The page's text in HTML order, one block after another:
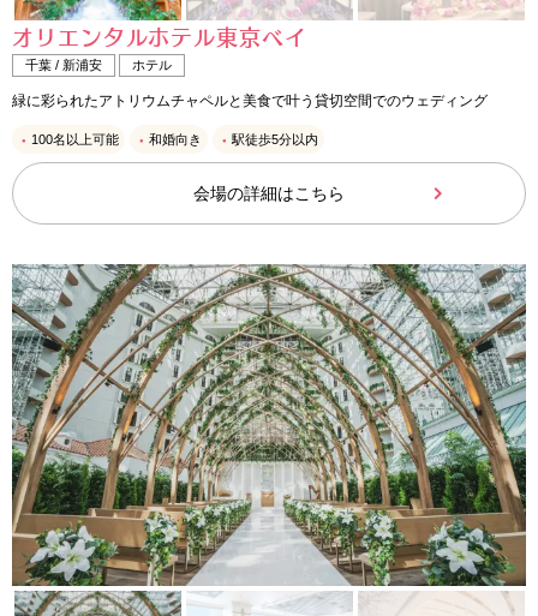
オリエンタルホテル東京ベイ
千葉 / 新浦安 ホテル
緑に彩られたアトリウムチャペルと美食で叶う貸切空間でのウェディング
100名以上可能 和婚向き 駅徒歩5分以内
会場の詳細はこちら